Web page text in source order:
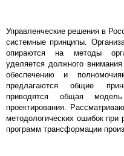
Управленческие решения в
системные принципы.
опираются на методы
уделяется должного
обеспечению и
предлагаются общие
приводятся общая
проектирования.
методологических ошибок при
программ трансформации